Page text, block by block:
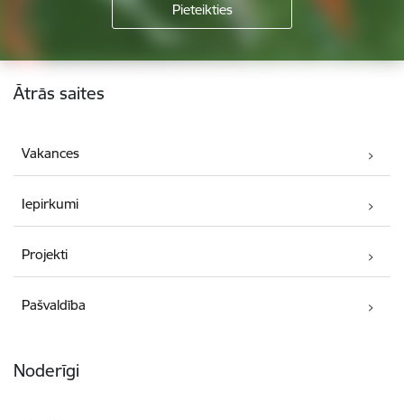
Kājene
Ātrās saites
Vakances
Iepirkumi
Projekti
Pašvaldība
Noderīgi